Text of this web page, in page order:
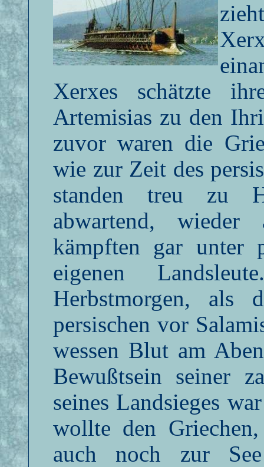
Xerxes schätzte
Artemisias zu den
zuvor waren die
wie zur Zeit des
standen treu zu
abwartend,
kämpften gar unter
eigenen
Herbstmorgen, als
persischen vor
wessen Blut am
Bewußtsein seiner
seines Landsieges
wollte den
auch noch zur